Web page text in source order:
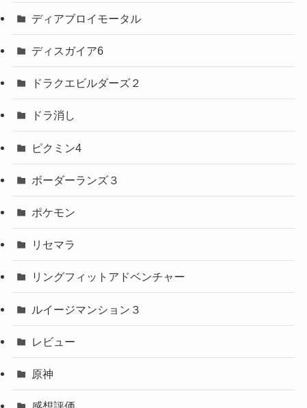
ディアブロイモータル
ディスガイア6
ドラクエビルダーズ２
ドラ消し
ピクミン4
ボーダーランズ３
ポケモン
リセマラ
リングフィットアドベンチャー
ルイージマンション３
レビュー
原神